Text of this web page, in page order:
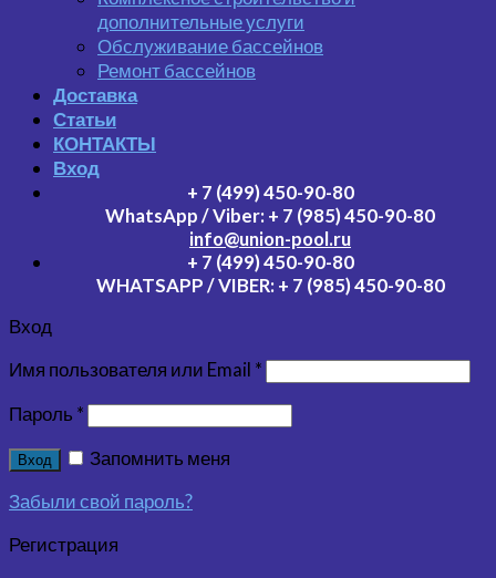
дополнительные услуги
Обслуживание бассейнов
Ремонт бассейнов
Доставка
Статьи
КОНТАКТЫ
Вход
+ 7 (499) 450-90-80
WhatsApp / Viber: + 7 (985) 450-90-80
info@union-pool.ru
+ 7 (499) 450-90-80
WHATSAPP / VIBER: + 7 (985) 450-90-80
Вход
Имя пользователя или Email *
Пароль *
Вход
Запомнить меня
Забыли свой пароль?
Регистрация